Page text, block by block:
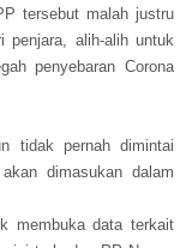
tersebut malah justru
penjara, alih-alih untuk
penyebaran Corona
tidak pernah dimintai
dimasukan dalam
membuka data terkait